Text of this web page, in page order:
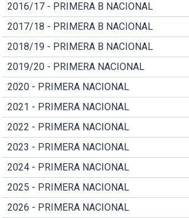
2016/17 - PRIMERA B NACIONAL
2017/18 - PRIMERA B NACIONAL
2018/19 - PRIMERA B NACIONAL
2019/20 - PRIMERA NACIONAL
2020 - PRIMERA NACIONAL
2021 - PRIMERA NACIONAL
2022 - PRIMERA NACIONAL
2023 - PRIMERA NACIONAL
2024 - PRIMERA NACIONAL
2025 - PRIMERA NACIONAL
2026 - PRIMERA NACIONAL